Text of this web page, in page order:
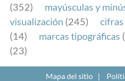
(352)
mayúsculas y
visualización (245) cifras
(14)
marcas tipográficas
(23)
Mapa del sitio